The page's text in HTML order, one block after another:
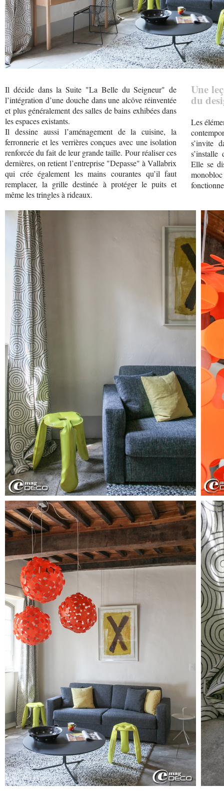
Il décide dans la Suite "La Belle du Seigneur" de
l’intégration d’une douche dans une alcôve réinventée
et plus généralement des salles de bains exhibées dans
les espaces existants.
Il dessine aussi l’aménagement de la cuisine, la
ferronnerie et les verrières conçues avec une isolation
renforcée du fait de leur grande taille. Pour réaliser ces
dernières, on retient l’entreprise "Depasse" à Vallabrix
qui crée également les mains courantes qu’il faut
remplacer, la grille destinée à protéger le puits et
même les tringles à rideaux.
Une
du
Les
s’invite
s’installe
Elle se